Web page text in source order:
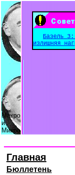
Макро
и
Микро
Базель
излишняя
Главная
Бюллетень